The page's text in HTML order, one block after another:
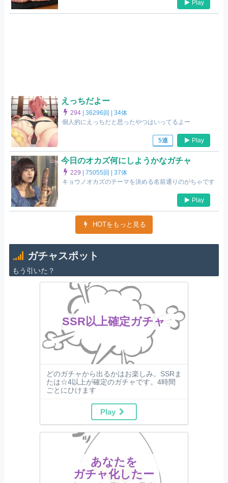
Play
えっちだよー
294 |36296回 |34体
個人的にえっちだと思ったやつはいってるよー
5連 Play
今日のオカズ何にしようかなガチャ
229 |75055回 |37体
キョウノオカズのテーマを決める名前通りのがちゃです
Play
HOTをもっと見る
ガチャスポット
もう引いた？
SSR以上確定ガチャ
どのガチャから出るかはお楽しみ。SSRま
たは☆4以上が確定のガチャです。4時間
ごとにひけます
Play
あなたを
ガチャ化したー